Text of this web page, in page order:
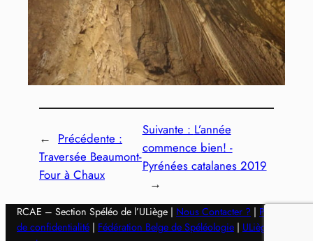
← Précédente :
Traversée Beaumont-
Four à Chaux
Suivante : L’année
commence bien! -
Pyrénées catalanes 2019
→
RCAE – Section Spéléo de l’ULiège | Nous Contacter ? | Politique
de confidentialité | Fédération Belge de Spéléologie | ULiège